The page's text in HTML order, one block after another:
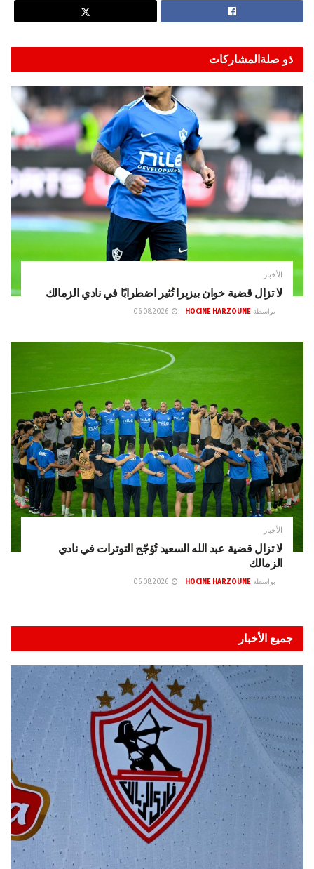
ذو صلةالمشاركات
الأخبار
لا تزال قضية خوان بيزيرا تُثير اضطرابًا في نادي الزمالك
بواسطة HOCINE HARZOUNE
الأخبار
لا تزال قضية عبد الله السعيد تُؤجّج التوترات في نادي
الزمالك
بواسطة HOCINE HARZOUNE
جميع الأخبار